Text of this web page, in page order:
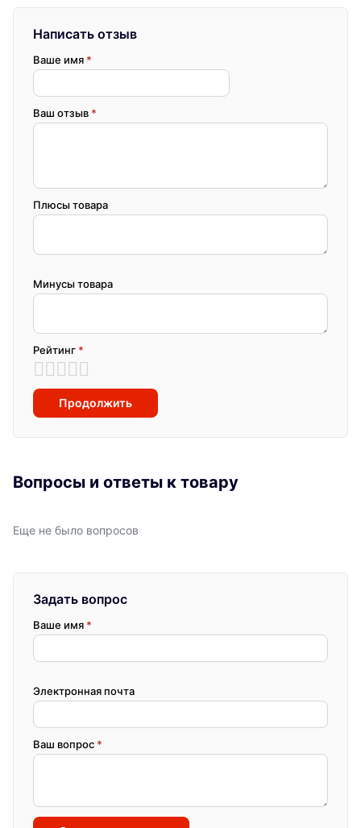
Написать отзыв
Ваше имя *
Ваш отзыв *
Плюсы товара
Минусы товара
Рейтинг *
Продолжить
Вопросы и ответы к товару
Еще не было вопросов
Задать вопрос
Ваше имя *
Электронная почта
Ваш вопрос *